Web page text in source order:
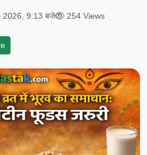
2026, 9:13 बजे 254 Views